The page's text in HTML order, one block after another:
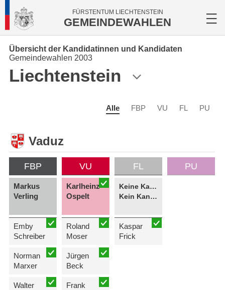
FÜRSTENTUM LIECHTENSTEIN
GEMEINDEWAHLEN
Übersicht der Kandidatinnen und Kandidaten
Gemeindewahlen 2003
Liechtenstein
Alle FBP VU FL PU
Vaduz
FBP
Markus
Verling
Emby
Schreiber
Norman
Marxer
Walter
VU
Karlheinz
Ospelt
Roland
Moser
Jürgen
Beck
Frank
FL
Keine Kandidatin
Kein Kandidat
Kaspar
Frick
PU